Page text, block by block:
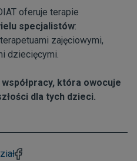
oferuje terapie
specjalistów:
zajęciowymi,
dziecięcymi.
współpracy, która owocuje
dla tych dzieci.